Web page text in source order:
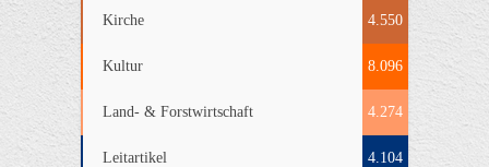
Kirche 4.550
Kultur 8.096
Land- & Forstwirtschaft 4.274
Leitartikel 4.104